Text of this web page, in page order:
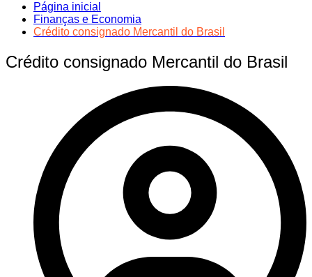
Página inicial
Finanças e Economia
Crédito consignado Mercantil do Brasil
Crédito consignado Mercantil do Brasil